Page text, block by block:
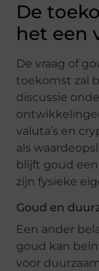
De
het een
De vraag of
toekomst zal
discussie
valuta’s en
als
blijft goud
zijn fysieke
Goud en
Een ander
goud kan
voor